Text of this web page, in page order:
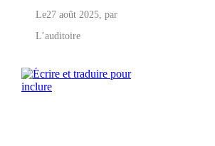
Le27 août 2025, par
L’auditoire